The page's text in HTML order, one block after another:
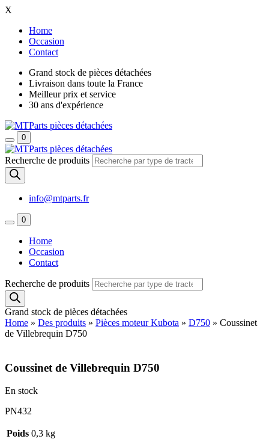
X
Home
Occasion
Contact
Grand stock de pièces détachées
Livraison dans toute la France
Meilleur prix et service
30 ans d'expérience
0
Recherche de produits
info@mtparts.fr
0
Home
Occasion
Contact
Recherche de produits
Grand stock de pièces détachées
Home » Des produits » Pièces moteur Kubota » D750 » Coussinet
de Villebrequin D750
Coussinet de Villebrequin D750
En stock
PN432
Poids 0,3 kg